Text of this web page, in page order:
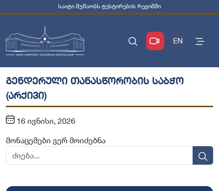
საიტი მუშაობს ტესტირების რეჟიმში
EN
გენდერული თანასწორობის საბჭო
(არქივი)
16 ივნისი, 2026
მონაცემები ვერ მოიძებნა